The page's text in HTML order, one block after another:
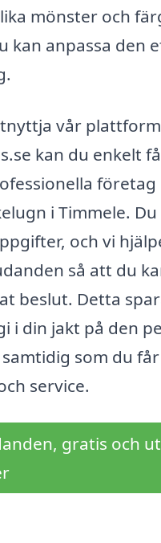
mönster och
kan anpassa den
vår plattform
kan du enkelt
företag
i Timmele.
och vi
så att du
beslut. Detta
i din jakt på den
som du
service.
gratis och